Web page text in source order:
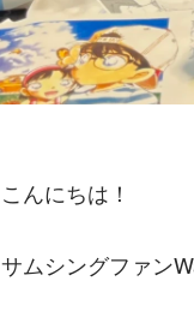
こんにちは！
サムシングファン